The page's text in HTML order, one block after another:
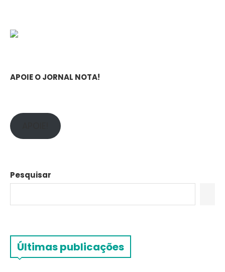
APOIE O JORNAL NOTA!
Pesquisar
Últimas publicações